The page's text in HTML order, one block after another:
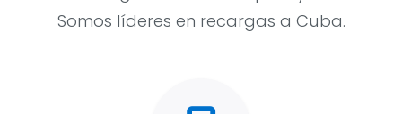
Somos líderes en recargas a Cuba.